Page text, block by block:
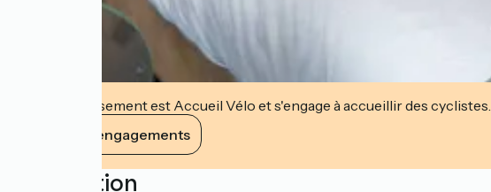
Cet établissement est Accueil Vélo et s'engage à accueillir des cyclistes.
Voir ses engagements
Description